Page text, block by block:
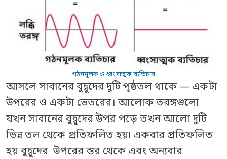
গঠনমূলক ও ধ্বংসাত্মক ব্যতিচার
আসলে সাবানের বুদ্বুদের দুটি পৃষ্ঠতল থাকে — একটা
উপরের ও একটা ভেতরের। আলোক তরঙ্গগুলো
যখন সাবানের বুদ্বুদের উপর পড়ে তখন আলো দুটি
ভিন্ন তল থেকে প্রতিফলিত হয়৷ একবার প্রতিফলিত
হয় বুদ্বুদের উপরের স্তর থেকে এবং অন্যবার